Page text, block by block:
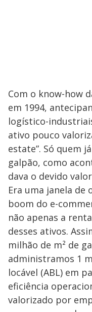
Com o know-how
em 1994,
logístico-
ativo pouco
estate”. Só quem
galpão, como
dava o devido
Era uma janela de
boom do e-
não apenas a
desses ativos.
milhão de m² de
administramos 1
locável (ABL) em
eficiência
valorizado por